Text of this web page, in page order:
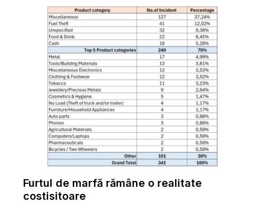
Furtul de marfă rămâne o realitate
costisitoare